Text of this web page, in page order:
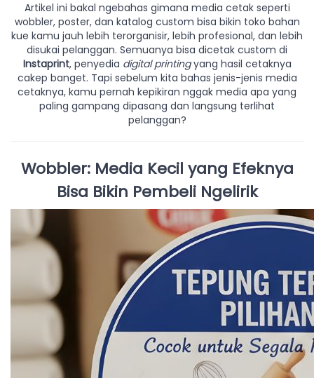
Artikel ini bakal ngebahas gimana media cetak seperti
wobbler, poster, dan katalog custom bisa bikin toko bahan
kue kamu jauh lebih terorganisir, lebih profesional, dan lebih
disukai pelanggan. Semuanya bisa dicetak custom di
Instaprint, penyedia digital printingyang hasil cetaknya
cakep banget. Tapi sebelum kita bahas jenis-jenis media
cetaknya, kamu pernah kepikiran nggak media apa yang
paling gampang dipasang dan langsung terlihat
pelanggan?
Wobbler: Media Kecil yang Efeknya
Bisa Bikin Pembeli Ngelirik